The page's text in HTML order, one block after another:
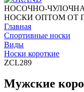
НОСОЧНО-
НОСКИ ОПТОМ ОТ
Главная
Спортивные носки
Виды
Носки короткие
ZCL289
Мужские